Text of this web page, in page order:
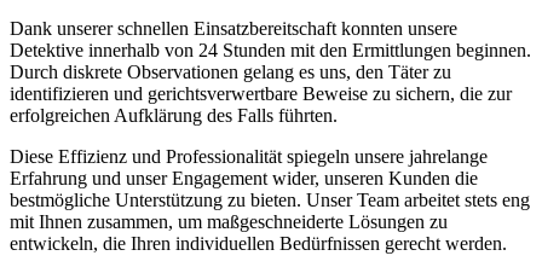
Dank unserer schnellen Einsatzbereitschaft konnten unsere
Detektive innerhalb von 24 Stunden mit den Ermittlungen beginnen.
Durch diskrete Observationen gelang es uns, den Täter zu
identifizieren und gerichtsverwertbare Beweise zu sichern, die zur
erfolgreichen Aufklärung des Falls führten.
Diese Effizienz und Professionalität spiegeln unsere jahrelange
Erfahrung und unser Engagement wider, unseren Kunden die
bestmögliche Unterstützung zu bieten. Unser Team arbeitet stets eng
mit Ihnen zusammen, um maßgeschneiderte Lösungen zu
entwickeln, die Ihren individuellen Bedürfnissen gerecht werden.